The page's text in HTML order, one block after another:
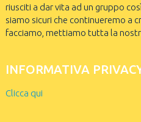
riusciti a dar vita ad un gruppo
siamo sicuri che continueremo a
facciamo, mettiamo tutta la
INFORMATIVA
Clicca qui